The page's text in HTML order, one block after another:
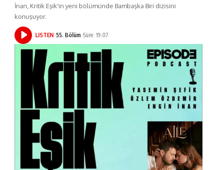
İnan, Kritik Eşik'in yeni bölümünde Bambaşka Biri dizisini
konuşuyor.
LISTEN 55. Bölüm Süre: 19:07